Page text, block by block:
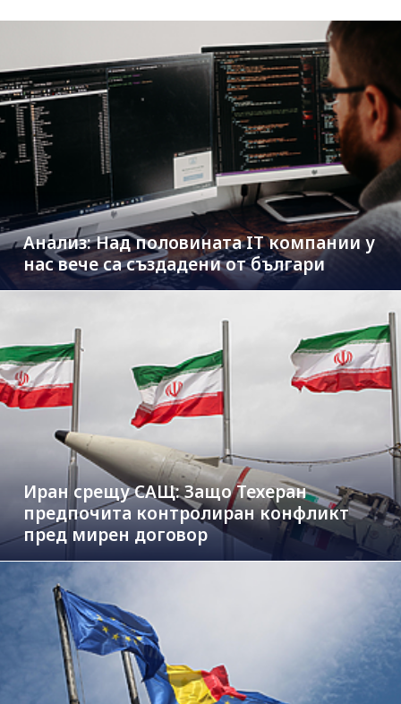
Анализ: Над половината IT компании у
нас вече са създадени от българи
Иран срещу САЩ: Защо Техеран
предпочита контролиран конфликт
пред мирен договор